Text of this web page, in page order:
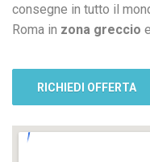
consegne in tutto il
Roma in zona greccio
RICHIEDI OFFERTA